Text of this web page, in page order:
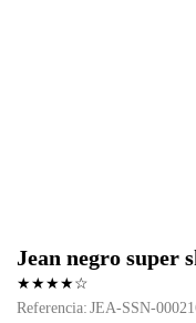
Jean negro super
★★★★☆
Referencia: JEA-SSN-